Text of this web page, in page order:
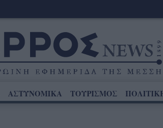
ΑΣΤΥΝΟΜΙΚΑ ΤΟΥΡΙΣΜΟΣ